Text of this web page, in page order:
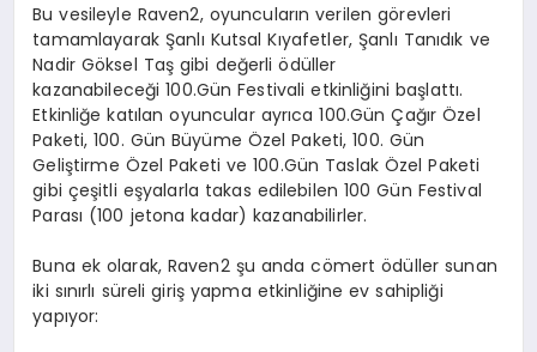
Bu vesileyle Raven2, oyuncuların verilen görevleri
tamamlayarak Şanlı Kutsal Kıyafetler, Şanlı Tanıdık ve
Nadir Göksel Taş gibi değerli ödüller
kazanabileceği100.Gün Festivali etkinliğini başlattı.
Etkinliğe katılan oyuncular ayrıca 100.Gün Çağır Özel
Paketi, 100. Gün Büyüme Özel Paketi, 100. Gün
Geliştirme Özel Paketi ve 100.Gün Taslak Özel Paketi
gibi çeşitli eşyalarla takas edilebilen 100 Gün Festival
Parası (100 jetona kadar) kazanabilirler.
Buna ek olarak, Raven2 şu anda cömert ödüller sunan
iki sınırlı süreli giriş yapma etkinliğine ev sahipliği
yapıyor: